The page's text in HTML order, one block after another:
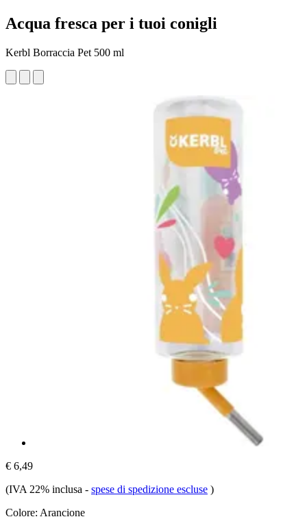
Acqua fresca per i tuoi conigli
Kerbl Borraccia Pet 500 ml
€ 6,49
(IVA 22% inclusa - spese di spedizione escluse )
Colore: Arancione